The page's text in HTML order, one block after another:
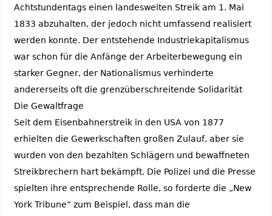
Achtstundentags einen landesweiten Streik am 1. Mai
1833 abzuhalten, der jedoch nicht umfassend realisiert
werden konnte. Der entstehende Industriekapitalismus
war schon für die Anfänge der Arbeiterbewegung ein
starker Gegner, der Nationalismus verhinderte
andererseits oft die grenzüberschreitende Solidarität
Die Gewaltfrage
Seit dem Eisenbahnerstreik in den USA von 1877
erhielten die Gewerkschaften großen Zulauf, aber sie
wurden von den bezahlten Schlägern und bewaffneten
Streikbrechern hart bekämpft. Die Polizei und die Presse
spielten ihre entsprechende Rolle, so forderte die „New
York Tribune“ zum Beispiel, dass man die